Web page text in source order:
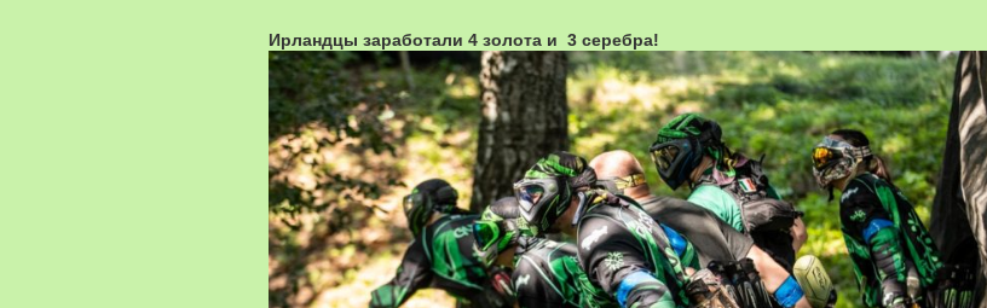
Ирландцы заработали 4 золота и 3 серебра!